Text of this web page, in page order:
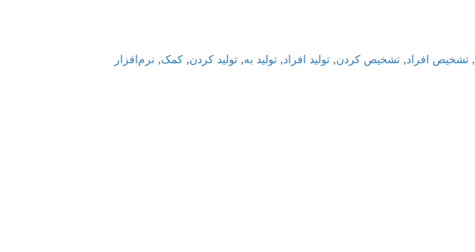
, تشخیص افراد, تشخیص کردن, تولید افراد, تولید به, تولید کردن, کمک, نرم‌افزار